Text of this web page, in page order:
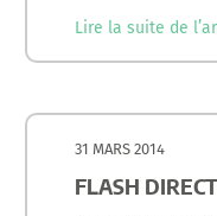
Lire la suite de
31 MARS 2014
FLASH